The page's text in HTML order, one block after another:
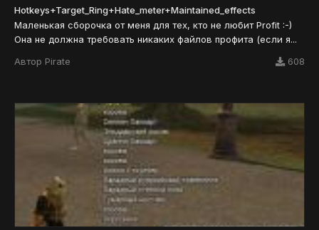
Hotkeys+Target_Ring+Hate_meter+Maintained_effects
Маленькая сборочка от меня для тех, кто не любит Profit :-)
Она не должна требовать никаких файлов профита (если я...
Автор Pirate 608